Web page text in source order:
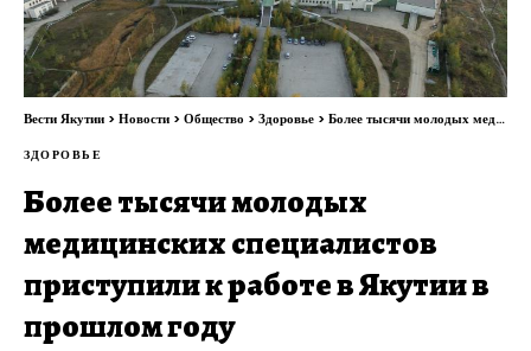
Вести Якутии >Новости >Общество >Здоровье >Более тысячи молодых медицинских специалистов приступили к работе в Якутии в прошлом году
ЗДОРОВЬЕ
Более тысячи молодых
медицинских специалистов
приступили к работе в Якутии в
прошлом году